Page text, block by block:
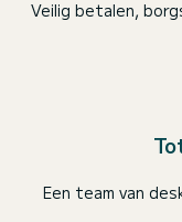
Veilig betalen,
Een team van